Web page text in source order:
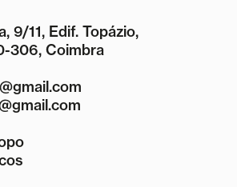
9/11, Edif. Topázio,
306, Coimbra